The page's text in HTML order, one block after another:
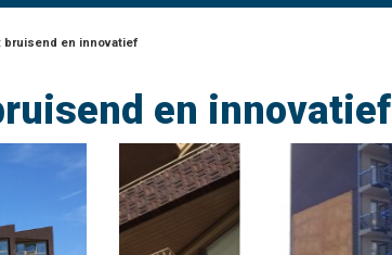
bruisend en innovatief
en innovatief